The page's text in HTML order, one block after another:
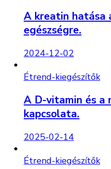
A kreatin hatása
egészségre.
2024-12-02
Étrend-kiegészítők
A D-vitamin és a
kapcsolata.
2025-02-14
Étrend-kiegészítők